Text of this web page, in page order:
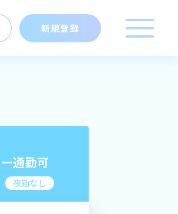
新規登録
イン
通勤可
夜勤なし